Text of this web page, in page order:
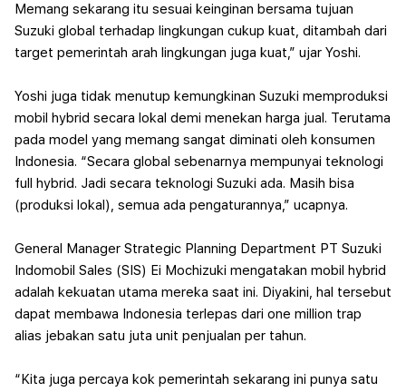
Memang sekarang itu sesuai keinginan bersama tujuan
Suzuki global terhadap lingkungan cukup kuat, ditambah dari
target pemerintah arah lingkungan juga kuat,” ujar Yoshi.
Yoshi juga tidak menutup kemungkinan Suzuki memproduksi
mobil hybrid secara lokal demi menekan harga jual. Terutama
pada model yang memang sangat diminati oleh konsumen
Indonesia. “Secara global sebenarnya mempunyai teknologi
full hybrid. Jadi secara teknologi Suzuki ada. Masih bisa
(produksi lokal), semua ada pengaturannya,” ucapnya.
General Manager Strategic Planning Department PT Suzuki
Indomobil Sales (SIS) Ei Mochizuki mengatakan mobil hybrid
adalah kekuatan utama mereka saat ini. Diyakini, hal tersebut
dapat membawa Indonesia terlepas dari one million trap
alias jebakan satu juta unit penjualan per tahun.
“Kita juga percaya kok pemerintah sekarang ini punya satu